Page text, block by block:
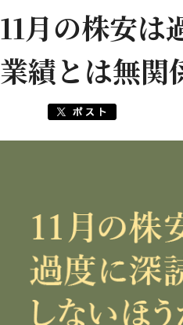
11月の株安
業績とは無